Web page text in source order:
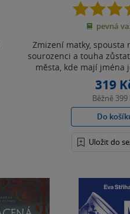
4.9
z
5
pevná
Zmizení matky, spousta
sourozenci a touha
města, kde mají jména
319
Běžně 399
Do
Uložit do